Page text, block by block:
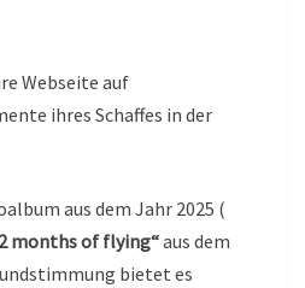
Webseite auf
ihres Schaffes in der
aus dem Jahr 2025 (
months of flying“aus dem
bietet es